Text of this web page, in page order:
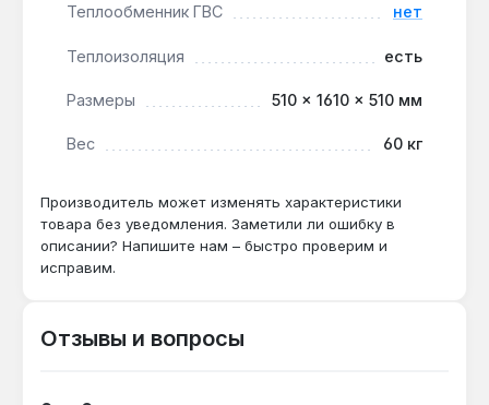
коллекторами?
Да — объем 300 л и шесть патрубков 6/4"
позволяют подключить коллекторы и
накапливать избыточное тепло для
Можно ли установить без электрического
ТЭНа?
6/4" предусмотрены для установки ТЭНов
Теплообменник ГВС нет
Теплоизоляция есть
Размеры 510 × 1610 × 510 мм
Вес 60 кг
Производитель может изменять характеристики
товара без уведомления. Заметили ли ошибку в
описании? Напишите нам – быстро проверим и
исправим.
Отзывы и вопросы